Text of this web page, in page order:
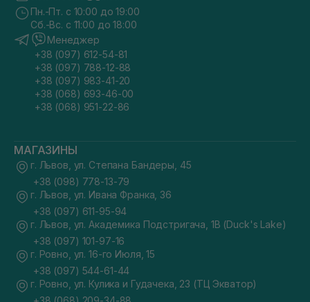
Пн.-Пт. с 10:00 до 19:00
Сб.-Вс. с 11:00 до 18:00
Менеджер
+38 (097) 612-54-81
+38 (097) 788-12-88
+38 (097) 983-41-20
+38 (068) 693-46-00
+38 (068) 951-22-86
МАГАЗИНЫ
г. Львов, ул. Степана Бандеры, 45
+38 (098) 778-13-79
г. Львов, ул. Ивана Франка, 36
+38 (097) 611-95-94
г. Львов, ул. Академика Подстригача, 1В (Duck's Lake)
+38 (097) 101-97-16
г. Ровно, ул. 16-го Июля, 15
+38 (097) 544-61-44
г. Ровно, ул. Кулика и Гудачека, 23 (ТЦ Экватор)